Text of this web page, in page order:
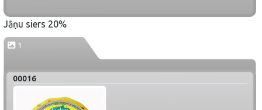
Jāņu siers 20%
1
00016